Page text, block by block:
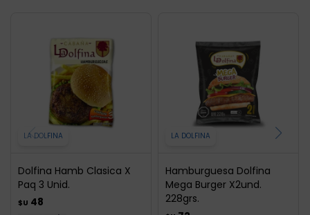
LA DOLFINA
Dolfina Hamb Clasica X
Paq 3 Unid.
$U 48
LA DOLFINA
Hamburguesa Dolfina
Mega Burger X2und.
228grs.